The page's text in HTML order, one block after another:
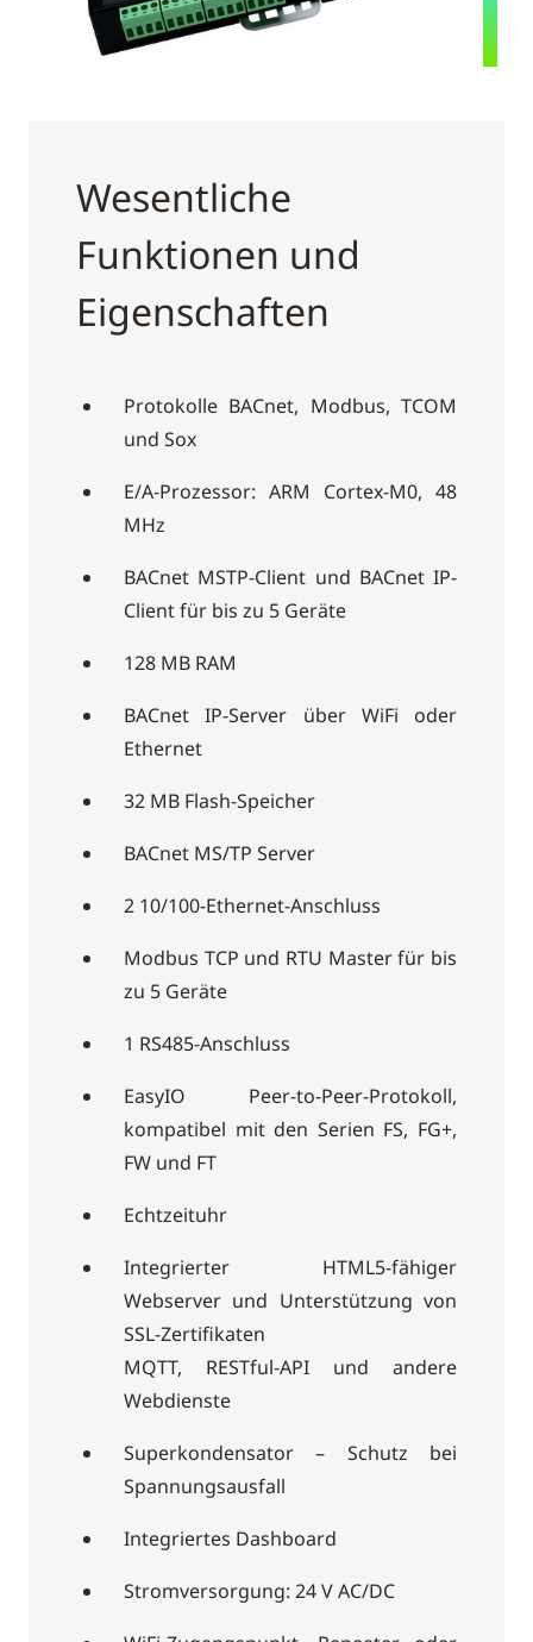
Wesentliche
Funktionen und
Eigenschaften
Protokolle BACnet, Modbus, TCOM
und Sox
E/A-Prozessor: ARM Cortex-M0, 48
MHz
BACnet MSTP-Client und BACnet IP-
Client für bis zu 5 Geräte
128 MB RAM
BACnet IP-Server über WiFi oder
Ethernet
32 MB Flash-Speicher
BACnet MS/TP Server
2 10/100-Ethernet-Anschluss
Modbus TCP und RTU Master für bis
zu 5 Geräte
1 RS485-Anschluss
EasyIO Peer-to-Peer-Protokoll,
kompatibel mit den Serien FS, FG+,
FW und FT
Echtzeituhr
Integrierter HTML5-fähiger
Webserver und Unterstützung von
SSL-Zertifikaten
MQTT, RESTful-API und andere
Webdienste
Superkondensator – Schutz bei
Spannungsausfall
Integriertes Dashboard
Stromversorgung: 24 V AC/DC